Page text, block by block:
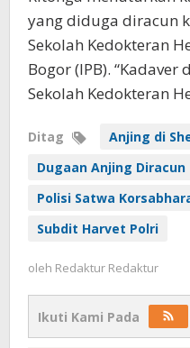
yang diduga diracun
Sekolah Kedokteran
Bogor (IPB).
Sekolah Kedokteran
Ditag
Anjing di
Dugaan Anjing Diracun
Polisi Satwa
Subdit Harvet Polri
oleh Redaktur Redaktur
Ikuti Kami Pada